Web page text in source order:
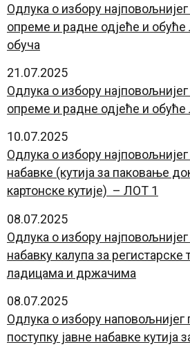
Одлука о избору
опреме и радне одјеће и обуће
обуча
21.07.2025
Одлука о избору
опреме и радне одјеће и
10.07.2025
Одлука о избору
набавке (кутија за паковање
картонске кутије) – ЛОТ 1
08.07.2025
Одлука о избору најповољнијег
набавку калупа за регистарске
ладицама и држачима
08.07.2025
Одлука о избору наповољнијег
поступку јавне набавке кутија